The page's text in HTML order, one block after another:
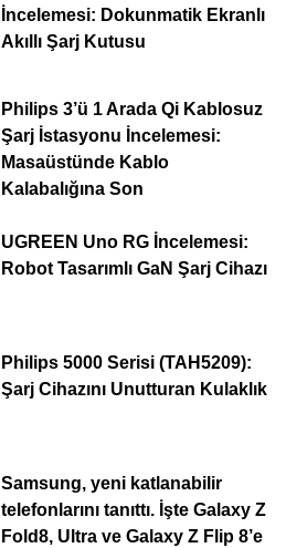
İncelemesi: Dokunmatik Ekranlı
Akıllı Şarj Kutusu
Philips 3’ü 1 Arada Qi Kablosuz
Şarj İstasyonu İncelemesi:
Masaüstünde Kablo
Kalabalığına Son
UGREEN Uno RG İncelemesi:
Robot Tasarımlı GaN Şarj Cihazı
Philips 5000 Serisi (TAH5209):
Şarj Cihazını Unutturan Kulaklık
Samsung, yeni katlanabilir
telefonlarını tanıttı. İşte Galaxy Z
Fold8, Ultra ve Galaxy Z Flip 8’e